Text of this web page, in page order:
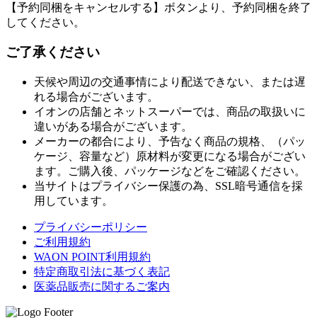
【予約同梱をキャンセルする】ボタンより、予約同梱を終了
してください。
ご了承ください
天候や周辺の交通事情により配送できない、または遅
れる場合がございます。
イオンの店舗とネットスーパーでは、商品の取扱いに
違いがある場合がございます。
メーカーの都合により、予告なく商品の規格、（パッ
ケージ、容量など）原材料が変更になる場合がござい
ます。ご購入後、パッケージなどをご確認ください。
当サイトはプライバシー保護の為、SSL暗号通信を採
用しています。
プライバシーポリシー
ご利用規約
WAON POINT利用規約
特定商取引法に基づく表記
医薬品販売に関するご案内